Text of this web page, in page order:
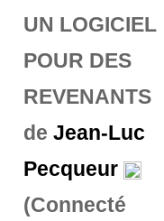
UN LOGICIEL
POUR DES
REVENANTS
deJean-Luc
Pecqueur
(Connecté